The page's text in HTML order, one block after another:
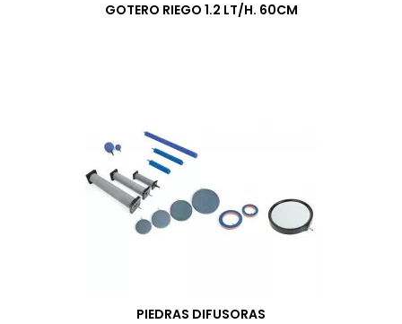
GOTERO RIEGO 1.2 LT/H. 60CM
PIEDRAS DIFUSORAS